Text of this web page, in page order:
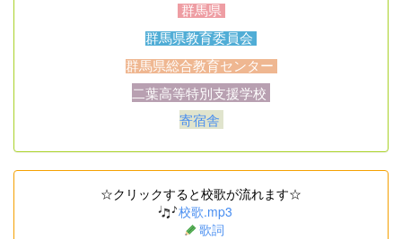
群馬県
群馬県教育委員会
群馬県総合教育センター
二葉高等特別支援学校
寄宿舎
☆クリックすると校歌が流れます☆
校歌.mp3
歌詞